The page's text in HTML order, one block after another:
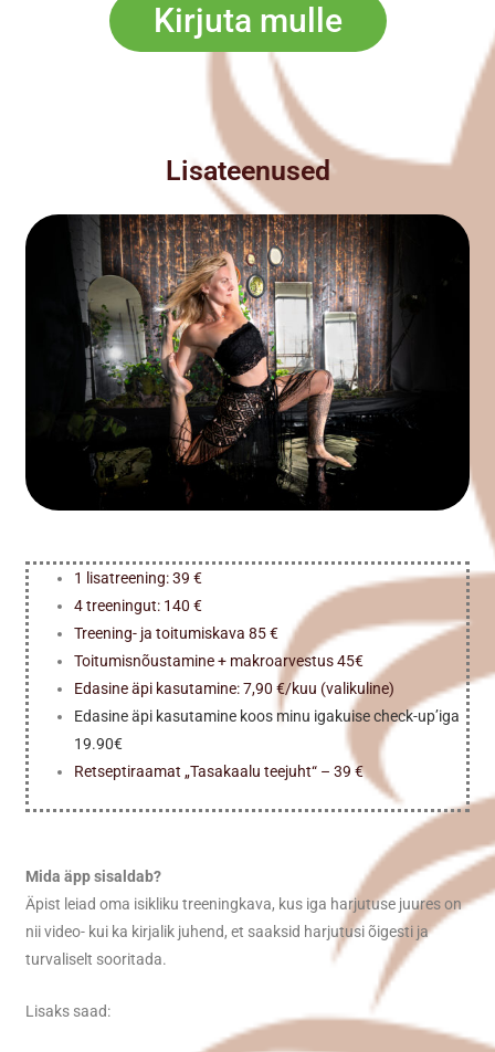
Kirjuta mulle
Lisateenused
1 lisatreening: 39 €
4 treeningut: 140 €
Treening- ja toitumiskava 85 €
Toitumisnõustamine + makroarvestus 45€
Edasine äpi kasutamine: 7,90 €/kuu (valikuline)
Edasine äpi kasutamine koos minu igakuise check-up’iga
19.90€
Retseptiraamat „Tasakaalu teejuht“ – 39 €
Mida äpp sisaldab?
Äpist leiad oma isikliku treeningkava, kus iga harjutuse juures on
nii video- kui ka kirjalik juhend, et saaksid harjutusi õigesti ja
turvaliselt sooritada.
Lisaks saad: